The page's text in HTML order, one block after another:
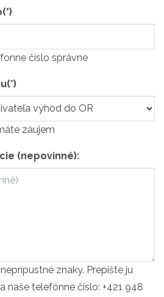
(*)
číslo správne
(*)
záujem
(nepovinné):
znaky. Prepíšte ju
naše telefónne číslo: +421 948